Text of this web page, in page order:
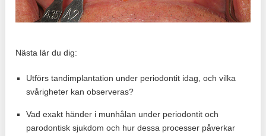
Nästa lär du dig:
Utförs tandimplantation under periodontit idag, och vilka
svårigheter kan observeras?
Vad exakt händer i munhålan under periodontit och
parodontisk sjukdom och hur dessa processer påverkar